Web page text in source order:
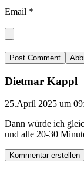
Email *
Dietmar Kappl
25.April 2025 um
Dann würde ich
und alle 20-30
Kommentar erstellen